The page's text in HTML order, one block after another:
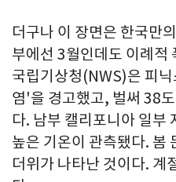
더구나 이 장면은 한국만
부에선 3월인데도 이례적
국립기상청(NWS)은 피
염'을 경고했고, 벌써 38
다. 남부 캘리포니아 일부
높은 기온이 관측됐다. 봄
더위가 나타난 것이다. 계